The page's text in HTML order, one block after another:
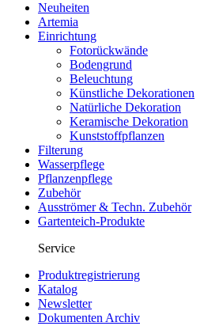
Neuheiten
Artemia
Einrichtung
Fotorückwände
Bodengrund
Beleuchtung
Künstliche Dekorationen
Natürliche Dekoration
Keramische Dekoration
Kunststoffpflanzen
Filterung
Wasserpflege
Pflanzenpflege
Zubehör
Ausströmer & Techn. Zubehör
Gartenteich-Produkte
Service
Produktregistrierung
Katalog
Newsletter
Dokumenten Archiv